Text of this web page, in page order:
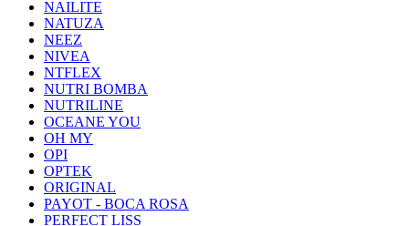
NAILITE
NATUZA
NEEZ
NIVEA
NTFLEX
NUTRI BOMBA
NUTRILINE
OCEANE YOU
OH MY
OPI
OPTEK
ORIGINAL
PAYOT - BOCA ROSA
PERFECT LISS